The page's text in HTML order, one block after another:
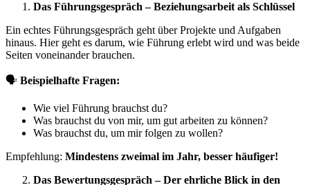
Das Führungsgespräch – Beziehungsarbeit als Schlüssel
Ein echtes Führungsgespräch geht über Projekte und Aufgaben
hinaus. Hier geht es darum, wie Führung erlebt wird und was beide
Seiten voneinander brauchen.
🗣 Beispielhafte Fragen:
Wie viel Führung brauchst du?
Was brauchst du von mir, um gut arbeiten zu können?
Was brauchst du, um mir folgen zu wollen?
Empfehlung: Mindestens zweimal im Jahr, besser häufiger!
Das Bewertungsgespräch – Der ehrliche Blick in den